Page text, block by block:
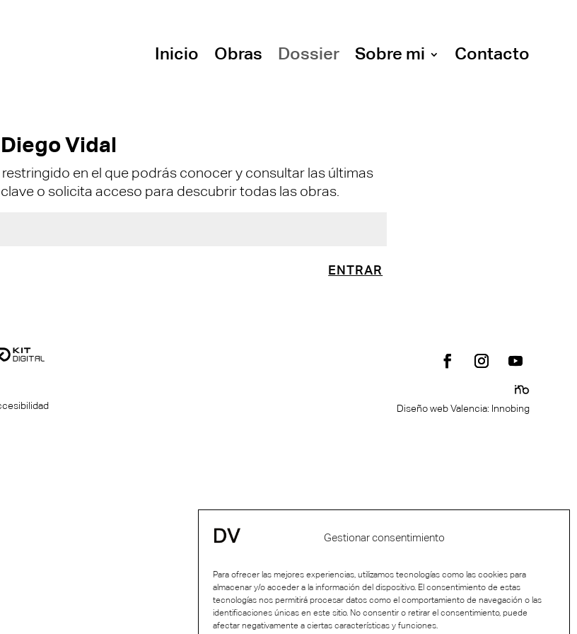
Gestionar consentimiento
Para ofrecer las mejores experiencias, utilizamos tecnologías como las cookies para
almacenar y/o acceder a la información del dispositivo. El consentimiento de estas
tecnologías nos permitirá procesar datos como el comportamiento de navegación o las
identificaciones únicas en este sitio. No consentir o retirar el consentimiento, puede
afectar negativamente a ciertas características y funciones.
Inicio Obras Dossier Sobre mi Contacto
Vidal
en el que podrás conocer y consultar las últimas
o solicita acceso para descubrir todas las obras.
Diseño web Valencia: Innobing